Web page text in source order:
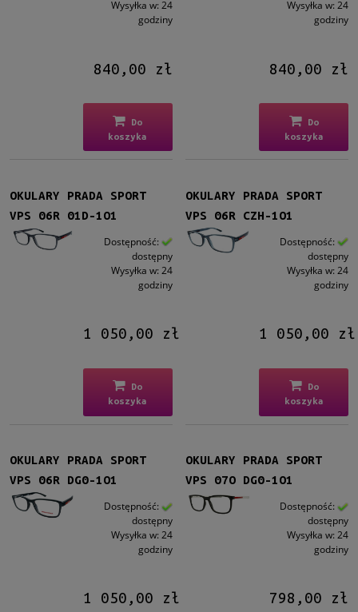
Wysyłka w: 24
godziny
840,00 zł
Do
koszyka
Wysyłka w: 24
godziny
840,00 zł
Do
koszyka
OKULARY PRADA SPORT
VPS 06R 01D-1O1
Dostępność:
dostępny
Wysyłka w: 24
godziny
1 050,00 zł
Do
koszyka
OKULARY PRADA SPORT
VPS 06R CZH-1O1
Dostępność:
dostępny
Wysyłka w: 24
godziny
1 050,00 zł
Do
koszyka
OKULARY PRADA SPORT
VPS 06R DG0-1O1
Dostępność:
dostępny
Wysyłka w: 24
godziny
1 050,00 zł
OKULARY PRADA SPORT
VPS 07O DG0-1O1
Dostępność:
dostępny
Wysyłka w: 24
godziny
798,00 zł